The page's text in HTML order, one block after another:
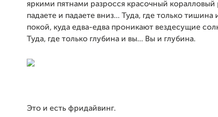
яркими пятнами разросся красочный коралловый
падаете и падаете вниз... Туда, где только
покой, куда едва-едва проникают вездесущие
Туда, где только глубина и вы... Вы и глубина.
Это и есть фридайвинг.